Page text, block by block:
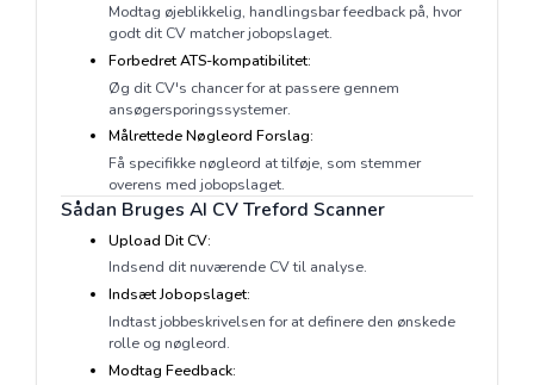
Modtag øjeblikkelig, handlingsbar feedback på, hvor
godt dit CV matcher jobopslaget.
Forbedret ATS-kompatibilitet:
Øg dit CV's chancer for at passere gennem
ansøgersporingssystemer.
Målrettede Nøgleord Forslag:
Få specifikke nøgleord at tilføje, som stemmer
overens med jobopslaget.
Sådan Bruges AI CV Treford Scanner
Upload Dit CV:
Indsend dit nuværende CV til analyse.
Indsæt Jobopslaget:
Indtast jobbeskrivelsen for at definere den ønskede
rolle og nøgleord.
Modtag Feedback: